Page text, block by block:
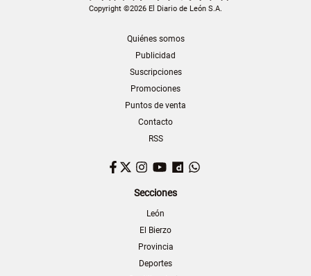
Copyright ©2026 El Diario de León S.A.
Quiénes somos
Publicidad
Suscripciones
Promociones
Puntos de venta
Contacto
RSS
Facebook
TwitterInstagram
YouTubeDailymotion
Secciones
León
El Bierzo
Provincia
Deportes